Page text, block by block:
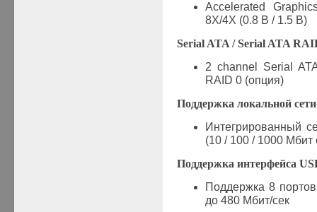
Accelerated
8X/4X (0.8 В / 1.5 В)
Serial ATA / Serial ATA
2 channel Serial
RAID 0 (опция)
Поддержка локальной сети
Интегрированный
(10 / 100 / 1000 Мбит
Поддержка интерфейса
Поддержка 8
до 480 Мбит/сек